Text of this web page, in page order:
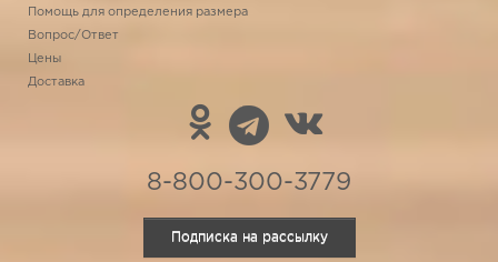
Помощь для определения размера
Вопрос/Ответ
Цены
Доставка
8-800-300-3779
Подписка на рассылку